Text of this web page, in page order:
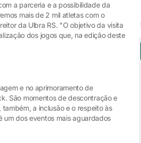
a parceria e a possibilidade da
mais de 2 mil atletas com o
da Ulbra RS. "O objetivo da visita
dos jogos que, na edição deste
e no aprimoramento de
São momentos de descontração e
a inclusão e o respeito às
um dos eventos mais aguardados